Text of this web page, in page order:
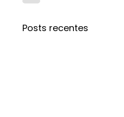
Posts recentes